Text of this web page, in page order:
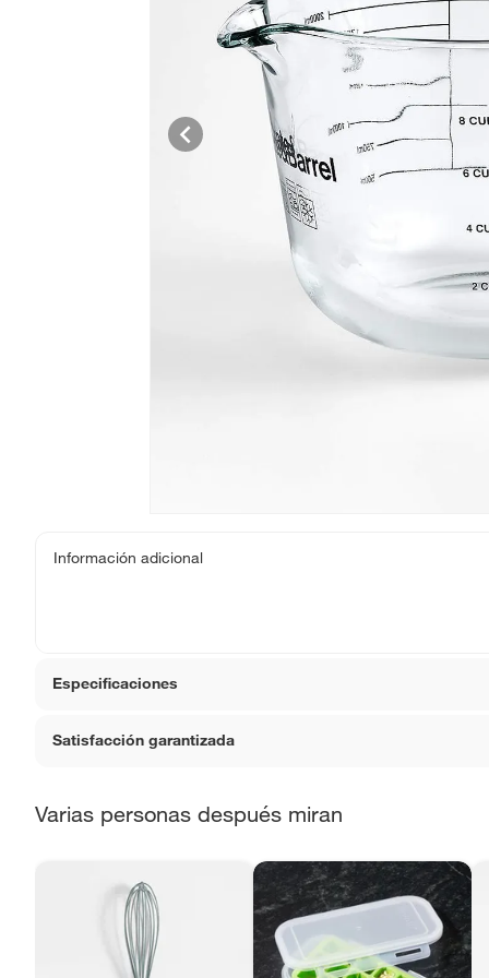
Información adicional
Especificaciones
Modelo
Satisfacción garantizada
Sin embargo, tenemos categorías que cuentan con
Productos vendidos por
Falabella, Tottus y otros
48 horas: cemento, mezclas de hormigón, morteros, yeso
7 días: colchones y productos de combustión.
Varias personas después miran